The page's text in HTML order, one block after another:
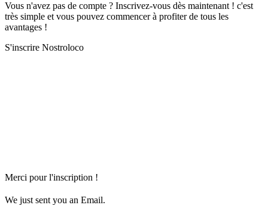
Vous n'avez pas de compte ? Inscrivez-vous dès maintenant ! c'est
très simple et vous pouvez commencer à profiter de tous les
avantages !
S'inscrire Nostroloco
Merci pour l'inscription !
We just sent you an Email.